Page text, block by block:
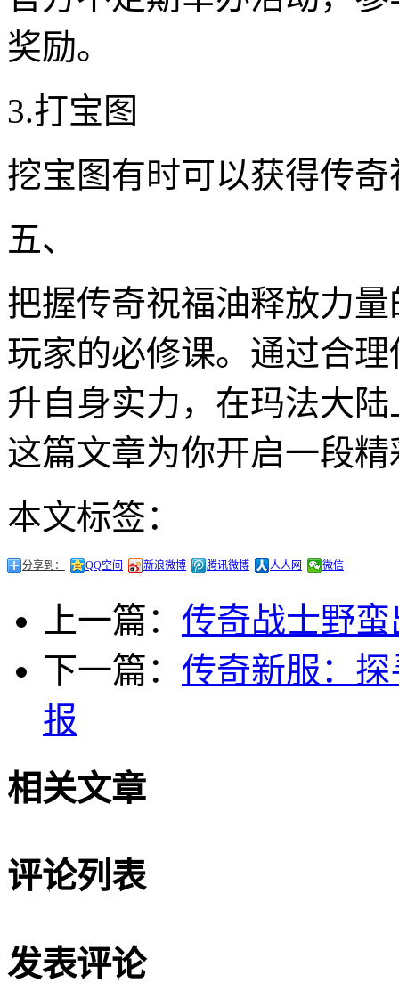
奖励。
3.打宝图
挖宝图有时可以获得传
五、
把握传奇祝福油释放力
玩家的必修课。通过合
升自身实力，在玛法大
这篇文章为你开启一段
本文标签：
分享到： QQ空间 新浪微博 腾讯微博 人人网 微信
上一篇： 传奇战士野
下一篇： 传奇新服：
报
相关文章
评论列表
发表评论